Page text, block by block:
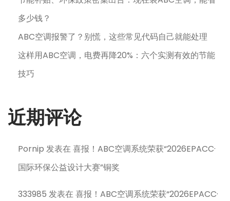
多少钱？
ABC空调报警了？别慌，这些常见代码自己就能处理
这样用ABC空调，电费再降20%：六个实测有效的节能
技巧
近期评论
Pornip 发表在喜报！ABC空调系统荣获“2026EPACC·
国际环保公益设计大赛”铜奖
333985 发表在喜报！ABC空调系统荣获“2026EPACC·